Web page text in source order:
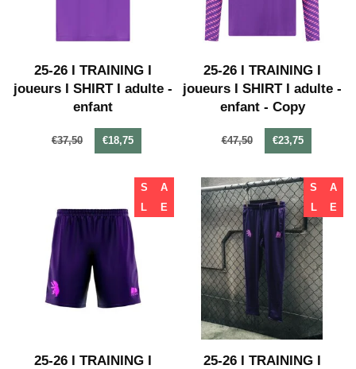
25-26 I TRAINING I
joueurs I SHIRT I adulte -
enfant
€37,50 €18,75
25-26 I TRAINING I
joueurs I SHIRT I adulte -
enfant - Copy
€47,50 €23,75
S
A
L
E
25-26 I TRAINING I
S
A
L
E
25-26 I TRAINING I